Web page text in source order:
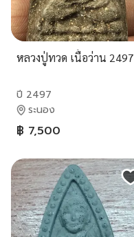
หลวงปู่ทวด เนื้อว่าน 2497
ปี 2497
ระนอง
฿ 7,500